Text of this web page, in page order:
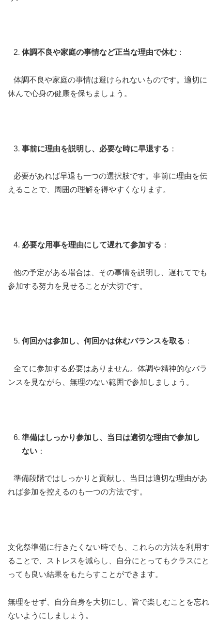
体調不良や家庭の事情など正当な理由で休む ：
体調不良や家庭の事情は避けられないものです。適切に
休んで心身の健康を保ちましょう。
事前に理由を説明し、必要な時に早退する ：
必要があれば早退も一つの選択肢です。事前に理由を伝
えることで、周囲の理解を得やすくなります。
必要な用事を理由にして遅れて参加する ：
他の予定がある場合は、その事情を説明し、遅れてでも
参加する努力を見せることが大切です。
何回かは参加し、何回かは休むバランスを取る ：
全てに参加する必要はありません。体調や精神的なバラ
ンスを見ながら、無理のない範囲で参加しましょう。
準備はしっかり参加し、当日は適切な理由で参加し
ない ：
準備段階ではしっかりと貢献し、当日は適切な理由があ
れば参加を控えるのも一つの方法です。
文化祭準備に行きたくない時でも、これらの方法を利用す
ることで、ストレスを減らし、自分にとってもクラスにと
っても良い結果をもたらすことができます。
無理をせず、自分自身を大切にし、皆で楽しむことを忘れ
ないようにしましょう。